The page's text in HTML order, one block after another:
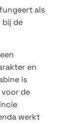
als
bij de
en
is
de
werkt